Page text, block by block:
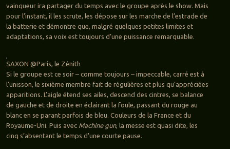
vainqueur ira partager du temps avec le groupe après le show. Mais
pour l’instant, il les scrute, les dépose sur les marche de l’estrade de
la batterie et démontre que, malgré quelques petites limites et
adaptations, sa voix est toujours d’une puissance remarquable.
SAXON @Paris, le Zénith
Si le groupe est ce soir – comme toujours – impeccable, carré est à
l’unisson, le sixième membre fait de régulières et plus qu’appréciées
apparitions. L’aigle étend ses ailes, descend des cintres, se balance
de gauche et de droite en éclairant la foule, passant du rouge au
blanc en se parant parfois de bleu. Couleurs de la France et du
Royaume-Uni. Puis avec Machine gun, la messe est quasi dite, les
cinq s’absentant le temps d’une courte pause.